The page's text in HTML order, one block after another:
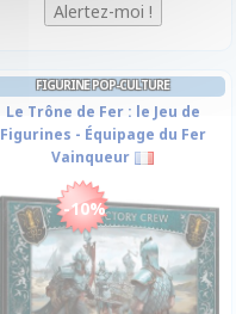
FIGURINE POP-CULTURE
Le Trône de Fer : le Jeu de
Figurines - Équipage du Fer
Vainqueur
-10%